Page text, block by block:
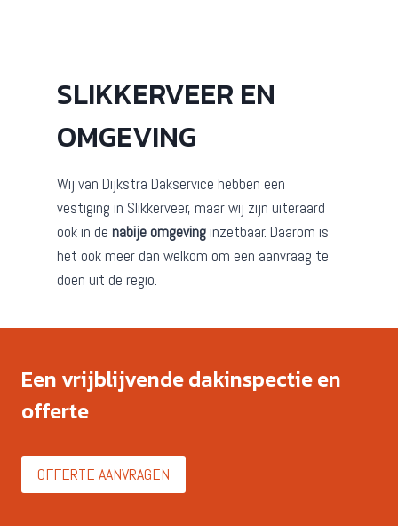
SLIKKERVEER EN
OMGEVING
Wij van Dijkstra Dakservice hebben een
vestiging in Slikkerveer, maar wij zijn uiteraard
ook in de nabije omgeving inzetbaar. Daarom is
het ook meer dan welkom om een aanvraag te
doen uit de regio.
Een vrijblijvende dakinspectie en
offerte
OFFERTE AANVRAGEN